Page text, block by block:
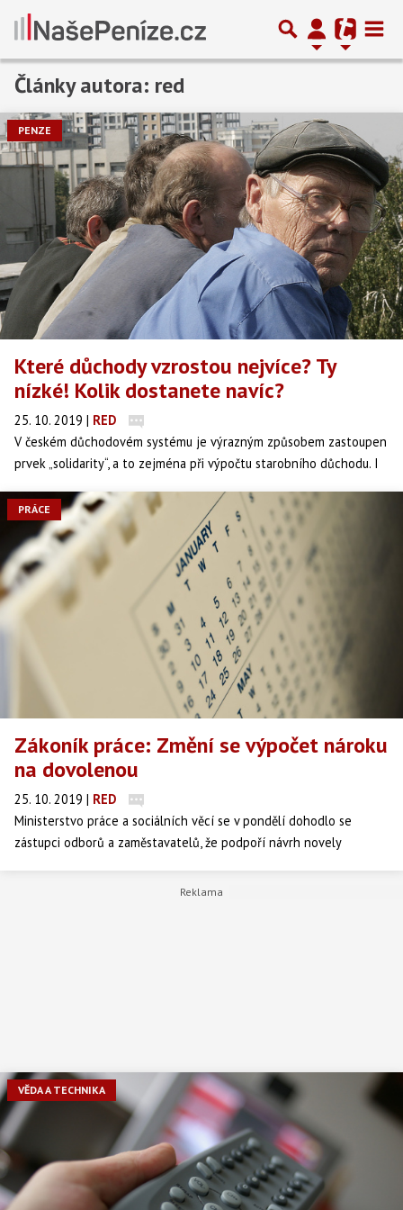
Články autora: red
PENZE
Které důchody vzrostou nejvíce? Ty
nízké! Kolik dostanete navíc?
25. 10. 2019 | RED
V českém důchodovém systému je výrazným způsobem zastoupen
prvek „solidarity“, a to zejména při výpočtu starobního důchodu. I
lidi s nižšími důchody.
PRÁCE
Zákoník práce: Změní se výpočet nároku
na dovolenou
25. 10. 2019 | RED
Ministerstvo práce a sociálních věcí se v pondělí dohodlo se
zástupci odborů a zaměstavatelů, že podpoří návrh novely
pracovního práva. "Bude to první koncepční změna zákoníku práce
VĚDA A TECHNIKA
Předchozí 1 2 3 4 5 … 64 Další